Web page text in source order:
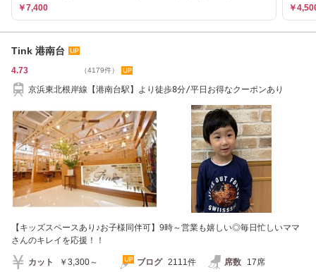
￥7,400 ￥
Tink 港南台
4.73 （4179件）
京浜東北根岸線【港南台駅】より徒歩8分/平日お得なクーポンあり
【キッズスペースあり♪お子様同伴可】9時～営業も嬉しい◎毎日忙しいママ
さんのキレイを応援！！
カット ￥3,300～ ブログ 2111件 席数 17席